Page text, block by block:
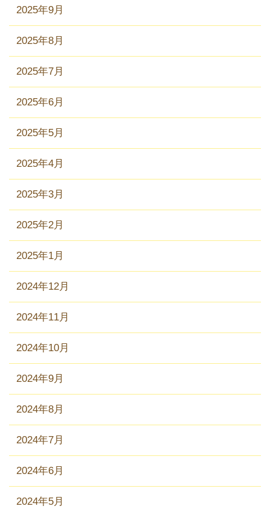
2025年9月
2025年8月
2025年7月
2025年6月
2025年5月
2025年4月
2025年3月
2025年2月
2025年1月
2024年12月
2024年11月
2024年10月
2024年9月
2024年8月
2024年7月
2024年6月
2024年5月